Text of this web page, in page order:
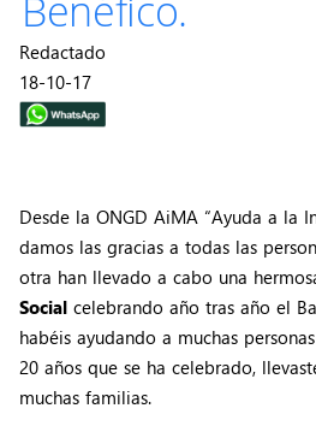
Redactado
18-10-17
Desde la ONGD AiMA “Ayuda a la
damos las gracias a todas las
otra han llevado a cabo una
Social celebrando año tras año el
habéis ayudando a muchas
20 años que se ha celebrado,
muchas familias.